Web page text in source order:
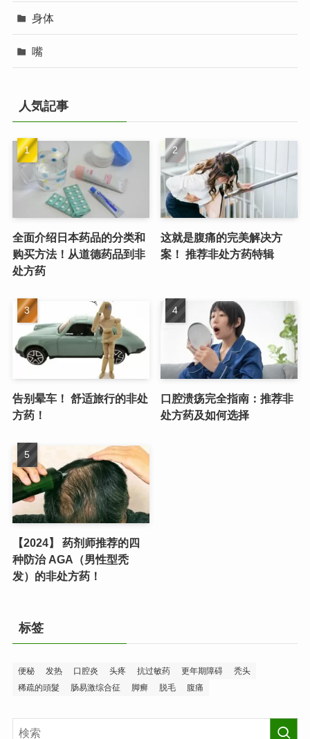
身体
嘴
人気記事
全面介绍日本药品的分类和
购买方法！从道德药品到非
处方药
这就是腹痛的完美解决方
案！ 推荐非处方药特辑
告别晕车！ 舒适旅行的非处
方药！
口腔溃疡完全指南：推荐非
处方药及如何选择
【2024】 药剂师推荐的四
种防治 AGA（男性型秃
发）的非处方药！
标签
便秘 发热 口腔炎 头疼 抗过敏药 更年期障碍
秃头
稀疏的頭髮
肠易激综合征 脚癣 脱毛 腹痛